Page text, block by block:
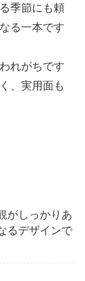
季節にも頼
る一本です
れがちです
、実用面も
がしっかりあ
るデザインで